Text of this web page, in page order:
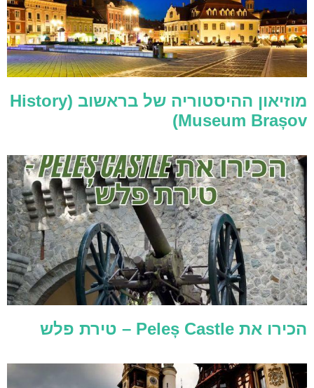
מוזיאון ההיסטוריה של בראשוב (History
Museum Brașov)
הכירו את Peleș Castle – טירת פלש